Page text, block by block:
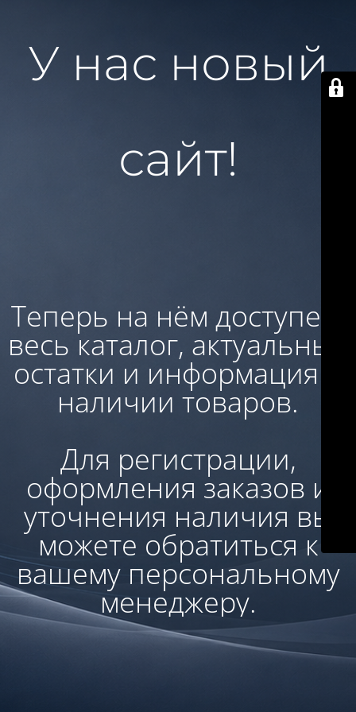
У нас новый
сайт!
Теперь на нём доступен:
весь каталог, актуальные
остатки и информация о
наличии товаров.
Для регистрации,
оформления заказов и
уточнения наличия вы
можете обратиться к
вашему персональному
менеджеру.